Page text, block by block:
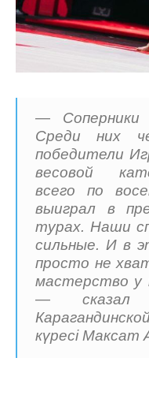
— Соперники
Среди них
победители
весовой
всего по
выиграл в
турах. Наши
сильные. И в
просто не
мастерство у
— сказал
күресі Максат